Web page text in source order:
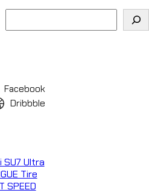
Facebook
Dribbble
SU7 Ultra
Tire
SPEED